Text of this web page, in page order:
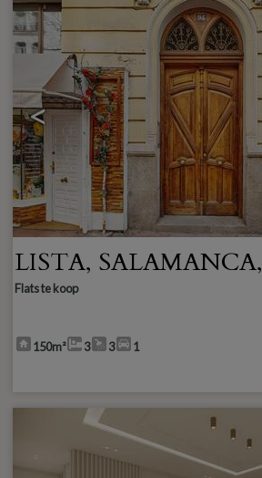
<
LISTA, SALAMANCA,
Flats te koop
150m² 3 3 1